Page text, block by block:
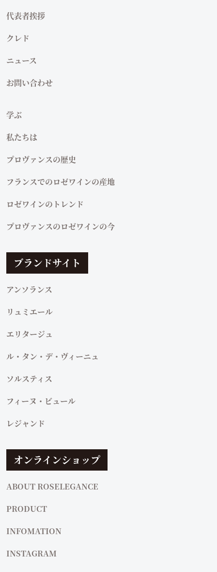
代表者挨拶
クレド
ニュース
お問い合わせ
学ぶ
私たちは
プロヴァンスの歴史
フランスでのロゼワインの産地
ロゼワインのトレンド
プロヴァンスのロゼワインの今
ブランドサイト
アンソランス
リュミエール
エリタージュ
ル・タン・デ・ヴィーニュ
ソルスティス
フィーヌ・ビュール
レジャンド
オンラインショップ
ABOUT ROSELEGANCE
PRODUCT
INFOMATION
INSTAGRAM